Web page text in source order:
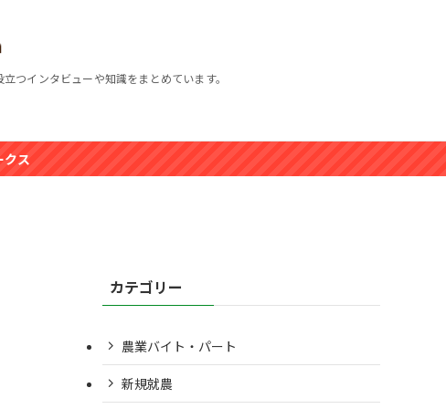
つインタビューや知識をまとめています。
クス
カテゴリー
農業バイト・パート
新規就農